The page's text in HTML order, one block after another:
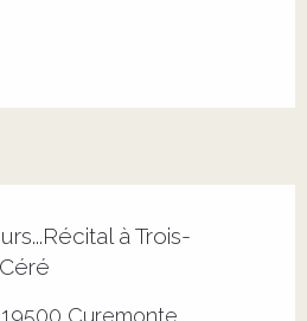
à Trois-
Curemonte